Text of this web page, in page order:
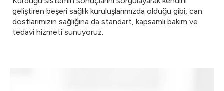
geliştiren beşeri sağlık kuruluşlarımızda olduğu gibi, can
dostlarımızın sağlığına da standart, kapsamlı bakım ve
tedavi hizmeti sunuyoruz.